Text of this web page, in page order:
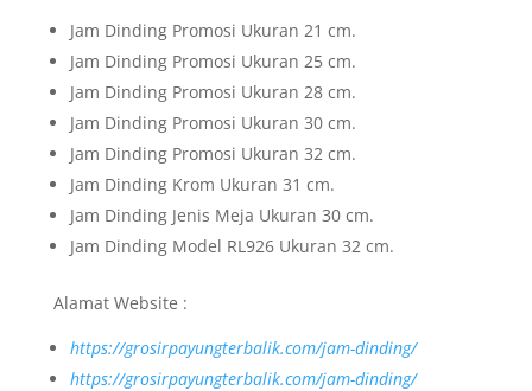
Jam Dinding Promosi Ukuran 21 cm.
Jam Dinding Promosi Ukuran 25 cm.
Jam Dinding Promosi Ukuran 28 cm.
Jam Dinding Promosi Ukuran 30 cm.
Jam Dinding Promosi Ukuran 32 cm.
Jam Dinding Krom Ukuran 31 cm.
Jam Dinding Jenis Meja Ukuran 30 cm.
Jam Dinding Model RL926 Ukuran 32 cm.
Alamat Website :
https://grosirpayungterbalik.com/jam-dinding/
https://grosirpayungterbalik.com/jam-dinding/